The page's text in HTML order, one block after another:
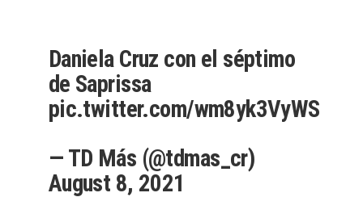
Daniela Cruz con el séptimo
de Saprissa
pic.twitter.com/wm8yk3VyWS
— TD Más (@tdmas_cr)
August 8, 2021